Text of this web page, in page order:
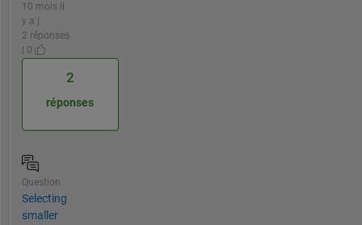
10 mois il
y a |
2 réponses
| 0
2
réponses
Question
Selecting
smaller